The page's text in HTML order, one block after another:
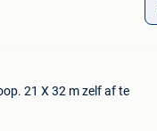
21 X 32 m zelf af te